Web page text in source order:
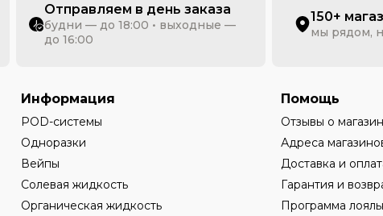
Отправляем в день заказа
будни — до 18:00 • выходные —
до 16:00
150+
мы рядом,
Информация
POD-системы
Одноразки
Вейпы
Солевая жидкость
Органическая жидкость
Помощь
Отзывы о
Адреса
Доставка и
Гарантия и
Программа